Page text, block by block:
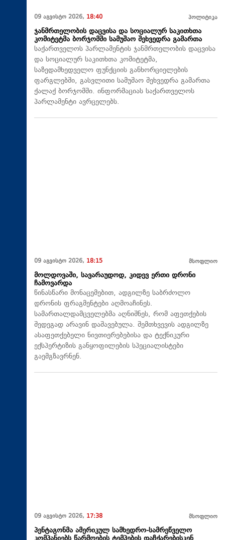
09 აგვისტო 2026, 18:40 პოლიტიკა
ჯანმრთელობის დაცვისა და სოციალურ საკითხთა
კომიტეტმა ბორჯომში სამუშაო შეხვედრა გამართა
საქართველოს პარლამენტის ჯანმრთელობის დაცვისა
და სოციალურ საკითხთა კომიტეტმა,
საზედამხედველო ფუნქციის განხორციელების
ფარგლებში, გასვლითი სამუშაო შეხვედრა გამართა
ქალაქ ბორჯომში. ინფორმაციას საქართველოს
პარლამენტი ავრცელებს.
09 აგვისტო 2026, 18:15 მსოფლიო
მოლდოვაში, სავარაუდოდ, კიდევ ერთი დრონი
ჩამოვარდა
წინასწარი მონაცემებით, ადგილზე საბრძოლო
დრონის ფრაგმენტები აღმოაჩინეს.
სამართალდამცველებმა აღნიშნეს, რომ აფეთქების
შედეგად არავინ დაშავებულა. შემთხვევის ადგილზე
ასაფეთქებელი ნივთიერებებისა და ტექნიკური
ექსპერტიზის განყოფილების სპეციალისტები
გაემგზავრნენ.
09 აგვისტო 2026, 17:38 მსოფლიო
პენტაგონმა ამერიკულ სამხედრო-სამრეწველო